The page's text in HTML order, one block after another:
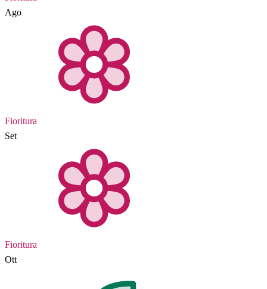
Ago
Fioritura
Set
Fioritura
Ott